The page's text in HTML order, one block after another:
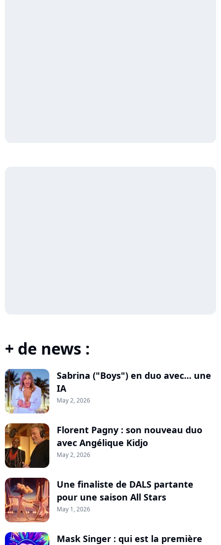
+ de news :
Sabrina ("Boys") en duo avec... une
IA
May 2, 2026
Florent Pagny : son nouveau duo
avec Angélique Kidjo
May 2, 2026
Une finaliste de DALS partante
pour une saison All Stars
May 1, 2026
Mask Singer : qui est la première